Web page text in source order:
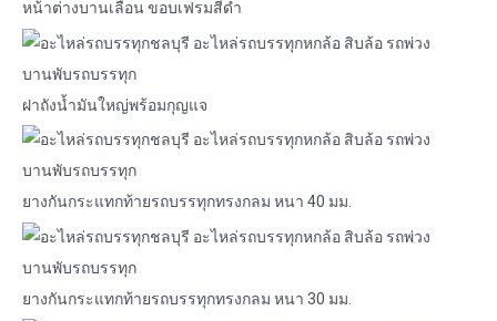
หน้าต่างบานเลื่อน ขอบเฟรมสีดำ
ฝาถังน้ำมันใหญ่พร้อมกุญแจ
ยางกันกระแทกท้ายรถบรรทุกทรงกลม หนา 40 มม.
ยางกันกระแทกท้ายรถบรรทุกทรงกลม หนา 30 มม.